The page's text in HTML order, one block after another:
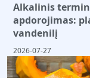
Alkalinis
apdorojimas:
vandenilį
2026-07-27